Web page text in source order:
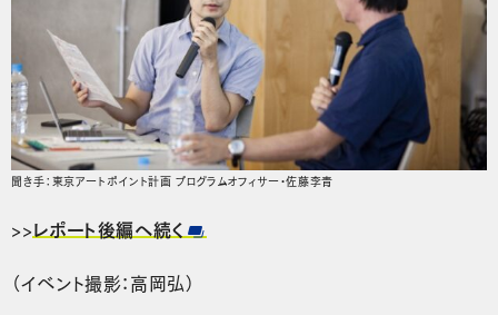
聞き手：東京アートポイント計画 プログラムオフィサー・佐藤李青
>>レポート後編へ続く
（イベント撮影：高岡弘）